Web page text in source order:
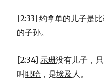
[2:33]约拿单的儿子是
的子孙。
[2:34]示珊没有儿子，
叫耶哈 ，是埃及 人。